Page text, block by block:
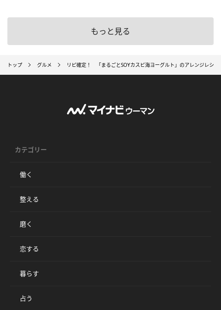
もっと見る
トップ グルメ リピ確定！ 「まるごとSOYカスピ海ヨーグルト」のアレンジレシピ
カテゴリー
働く
整える
磨く
恋する
暮らす
占う